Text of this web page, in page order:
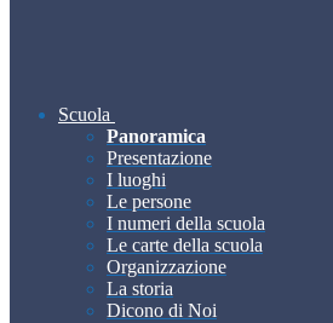
Scuola
Panoramica
Presentazione
I luoghi
Le persone
I numeri della scuola
Le carte della scuola
Organizzazione
La storia
Dicono di Noi